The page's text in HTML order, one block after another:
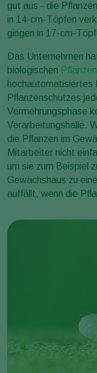
gut aus - die
in 14-cm-Töpfen
gingen in 17-cm-
Das Unternehmen
biologischen
hochautomatisiertes
Pflanzenschutzes
Vermehrungsphase
Verarbeitungshalle.
die Pflanzen im
Mitarbeiter nicht
um sie zum Beispiel
Gewächshaus zu
auffällt, wenn die